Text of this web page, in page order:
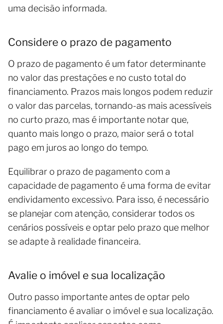
uma decisão informada.
Considere o prazo de pagamento
O prazo de pagamento é um fator determinante
no valor das prestações e no custo total do
financiamento. Prazos mais longos podem reduzir
o valor das parcelas, tornando-as mais acessíveis
no curto prazo, mas é importante notar que,
quanto mais longo o prazo, maior será o total
pago em juros ao longo do tempo.
Equilibrar o prazo de pagamento com a
capacidade de pagamento é uma forma de evitar
endividamento excessivo. Para isso, é necessário
se planejar com atenção, considerar todos os
cenários possíveis e optar pelo prazo que melhor
se adapte à realidade financeira.
Avalie o imóvel e sua localização
Outro passo importante antes de optar pelo
financiamento é avaliar o imóvel e sua localização.